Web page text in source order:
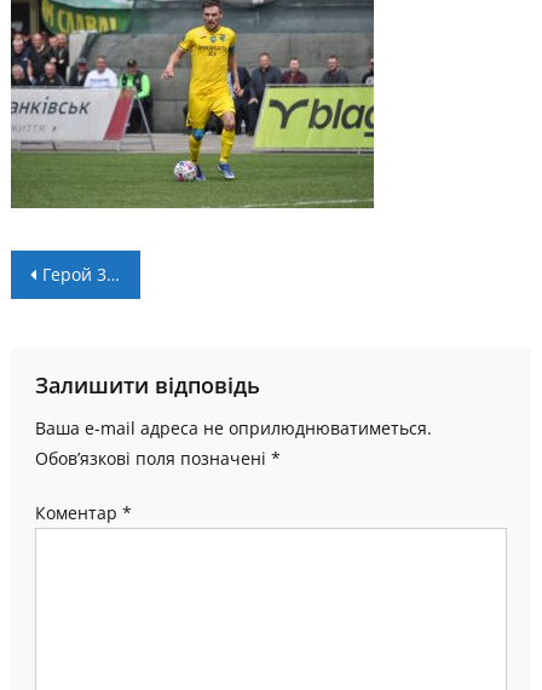
Навігація
Герой 3-4 туру Василь Цюцюра: «Прикарпаття прагне перемагати у кожній наступній грі»
Залишити відповідь
Ваша e-mail адреса не оприлюднюватиметься.
Обов’язкові поля позначені *
Коментар *